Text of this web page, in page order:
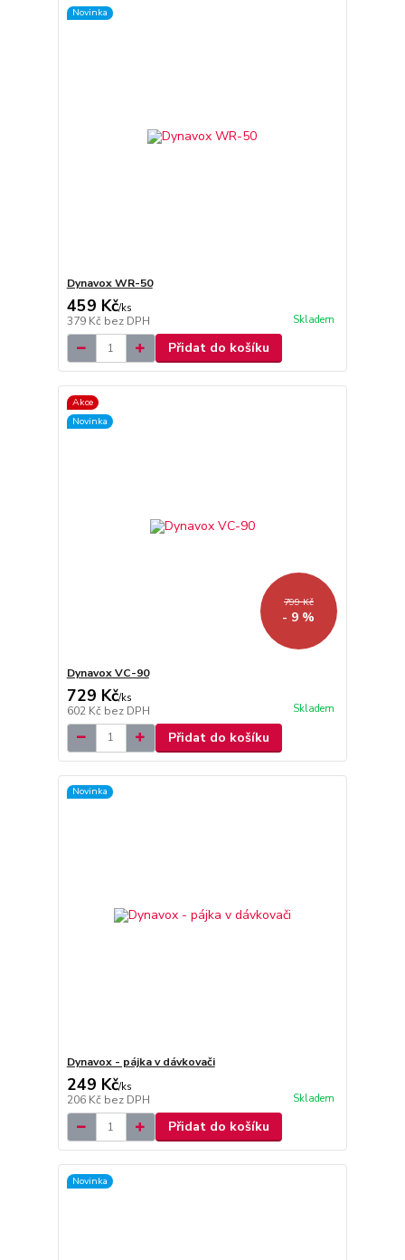
Novinka
Dynavox WR-50
459 Kč/ks
379 Kč bez DPH Skladem
Přidat do košíku
Akce
Novinka
799 Kč
- 9 %
Dynavox VC-90
729 Kč/ks
602 Kč bez DPH Skladem
Přidat do košíku
Novinka
Dynavox - pájka v dávkovači
249 Kč/ks
206 Kč bez DPH Skladem
Přidat do košíku
Novinka